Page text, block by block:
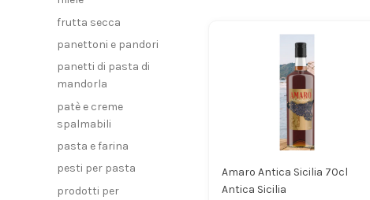
frutta secca
panettoni e pandori
panetti di pasta di
mandorla
patè e creme
spalmabili
pasta e farina
pesti per pasta
prodotti per
Amaro Antica Sicilia 70cl
Antica Sicilia